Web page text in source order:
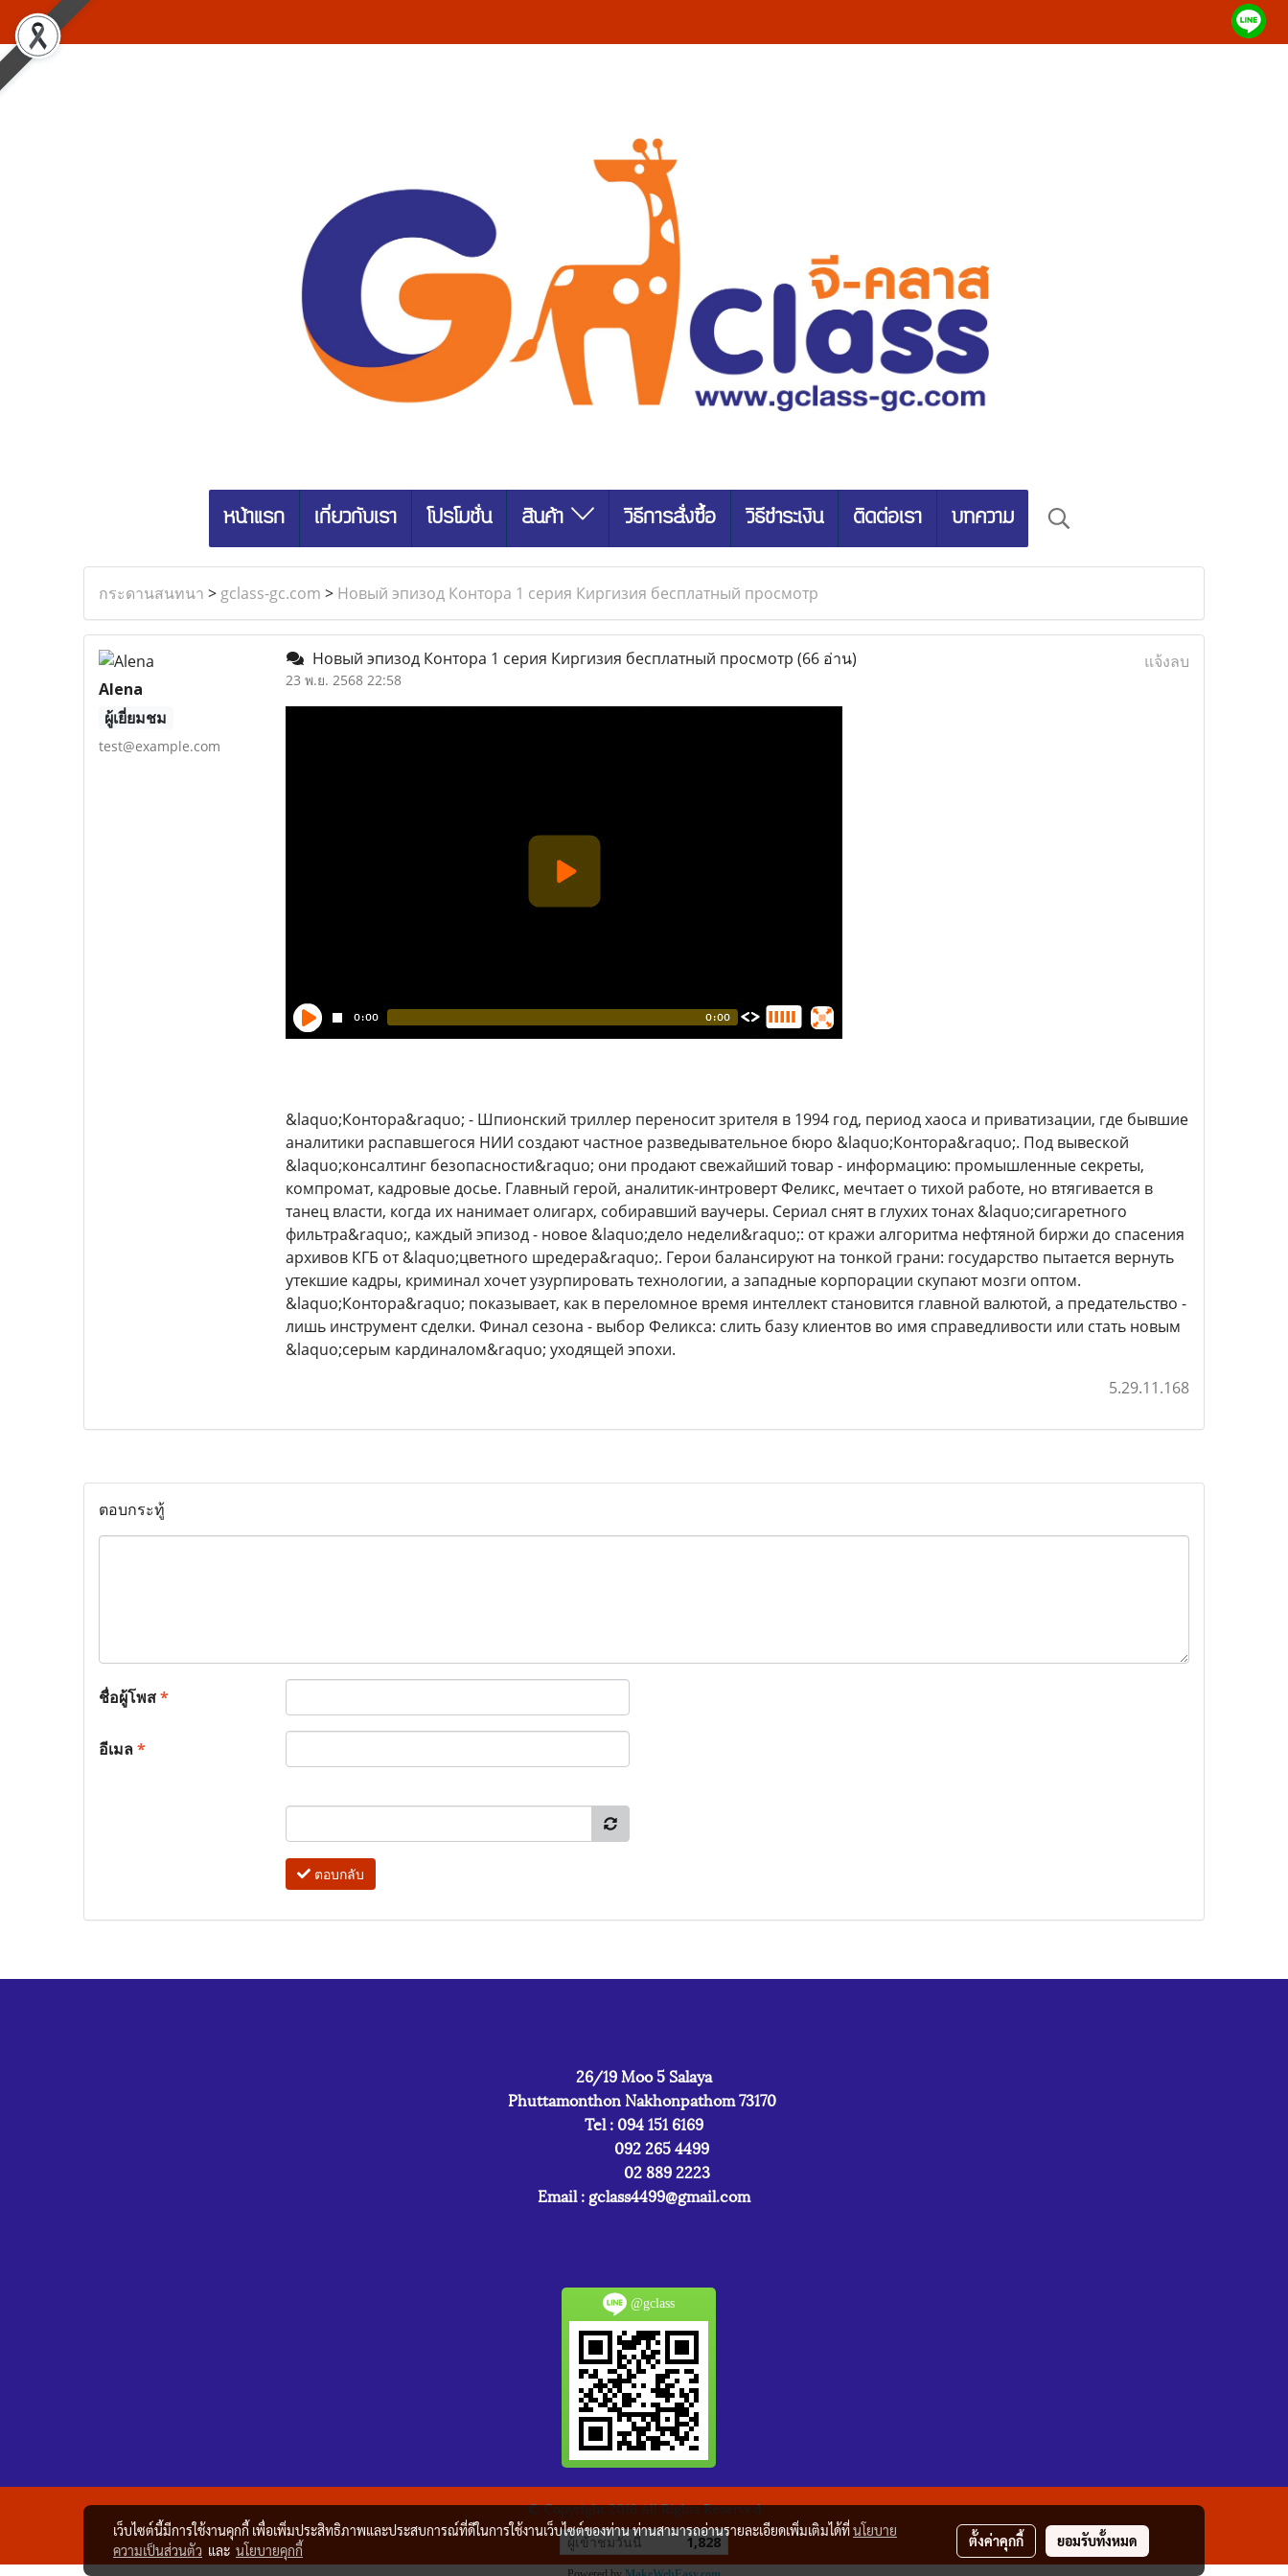
หน้าแรก เกี่ยวกับเรา โปรโมชั่น สินค้า วิธีการสั่งซื้อ วิธีชำระเงิน ติดต่อเรา บทความ
กระดานสนทนา > gclass-gc.com > Новый эпизод Контора 1 серия Киргизия бесплатный просмотр
Alena
ผู้เยี่ยมชม
test@example.com
Новый эпизод Контора 1 серия Киргизия бесплатный просмотр (66 อ่าน)
23 พ.ย. 2568 22:58
แจ้งลบ
&laquo;Контора&raquo; - Шпионский триллер переносит зрителя в 1994 год, период хаоса и приватизации, где бывшие
аналитики распавшегося НИИ создают частное разведывательное бюро &laquo;Контора&raquo;. Под вывеской
&laquo;консалтинг безопасности&raquo; они продают свежайший товар - информацию: промышленные секреты,
компромат, кадровые досье. Главный герой, аналитик-интроверт Феликс, мечтает о тихой работе, но втягивается в
танец власти, когда их нанимает олигарх, собиравший ваучеры. Сериал снят в глухих тонах &laquo;сигаретного
фильтра&raquo;, каждый эпизод - новое &laquo;дело недели&raquo;: от кражи алгоритма нефтяной биржи до спасения
архивов КГБ от &laquo;цветного шредера&raquo;. Герои балансируют на тонкой грани: государство пытается вернуть
утекшие кадры, криминал хочет узурпировать технологии, а западные корпорации скупают мозги оптом.
&laquo;Контора&raquo; показывает, как в переломное время интеллект становится главной валютой, а предательство -
лишь инструмент сделки. Финал сезона - выбор Феликса: слить базу клиентов во имя справедливости или стать новым
&laquo;серым кардиналом&raquo; уходящей эпохи.
5.29.11.168
ตอบกระทู้
ชื่อผู้โพส*
อีเมล*
ตอบกลับ
26/19 Moo 5 Salaya
Phuttamonthon Nakhonpathom 73170
Tel : 094 151 6169
092 265 4499
02 889 2223
Email : gclass4499@gmail.com
@gclass
© Copyright 2016 All Rights Reserved
ผู้เข้าชมวันนี้ 1,828
เว็บไซต์นี้มีการใช้งานคุกกี้ เพื่อเพิ่มประสิทธิภาพและประสบการณ์ที่ดีในการใช้งานเว็บไซต์ของท่าน ท่านสามารถอ่านรายละเอียดเพิ่มเติมได้ที่นโยบาย
ความเป็นส่วนตัว และ นโยบายคุกกี้
ตั้งค่าคุกกี้ ยอมรับทั้งหมด